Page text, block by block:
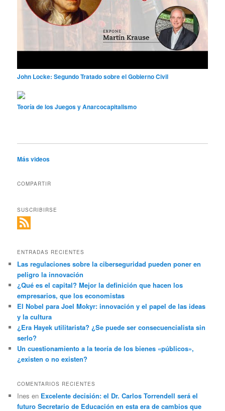
John Locke: Segundo Tratado sobre el Gobierno Civil
Teoría de los Juegos y Anarcocapitalismo
Más videos
COMPARTIR
SUSCRIBIRSE
ENTRADAS RECIENTES
Las regulaciones sobre la ciberseguridad pueden poner en
peligro la innovación
¿Qué es el capital? Mejor la definición que hacen los
empresarios, que los economistas
El Nobel para Joel Mokyr: innovación y el papel de las ideas
y la cultura
¿Era Hayek utilitarista? ¿Se puede ser consecuencialista sin
serlo?
Un cuestionamiento a la teoría de los bienes «públicos»,
¿existen o no existen?
COMENTARIOS RECIENTES
Ines en Excelente decisión: el Dr. Carlos Torrendell será el
futuro Secretario de Educación en esta era de cambios que